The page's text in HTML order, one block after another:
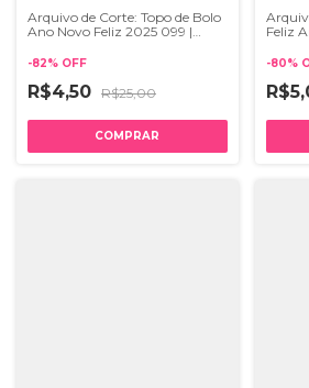
Arquivo de Corte: Topo de Bolo
Ano Novo Feliz 2025 099 |
-82% OFF
R$4,50 R$25,00
Feliz
-80%